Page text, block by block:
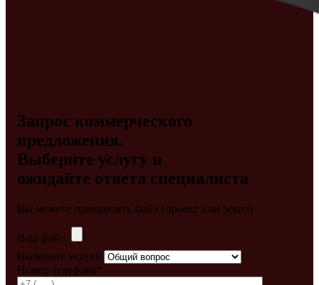
Запрос коммерческого
предложения.
Выберите услугу и
ожидайте ответа специалиста
Вы можете прикрепить файл (проект или эскиз)
Ваш файл:
Выберите услугу
Номер телефона*